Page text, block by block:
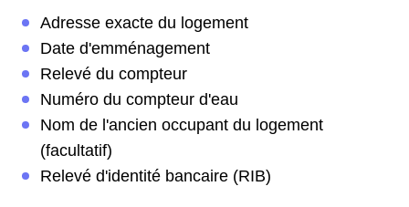
Adresse exacte du logement
Date d'emménagement
Relevé du compteur
Numéro du compteur d'eau
Nom de l'ancien occupant du logement
(facultatif)
Relevé d'identité bancaire (RIB)